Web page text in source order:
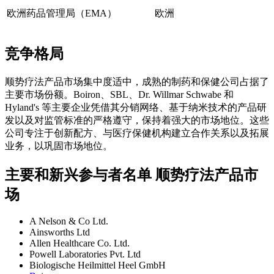
欧洲药品管理局（EMA） 欧洲
竞争格局
顺势疗法产品市场集中度适中，成熟的制药和保健公司占据了
主要市场份额。Boiron、SBL、Dr. Willmar Schwabe 和
Hyland's 等主要企业凭借其分销网络、基于纳米技术的产品研
发以及对监管标准的严格遵守，保持着强大的市场地位。这些
公司专注于创新配方、与医疗保健机构建立合作关系以及拓展
业务，以巩固市场地位。
主要和新兴参与者名单 顺势疗法产品市
场
A Nelson & Co Ltd.
Ainsworths Ltd
Allen Healthcare Co. Ltd.
Powell Laboratories Pvt. Ltd
Biologische Heilmittel Heel GmbH